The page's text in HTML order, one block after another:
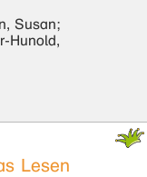
Susan;
Hunold,
Lesen